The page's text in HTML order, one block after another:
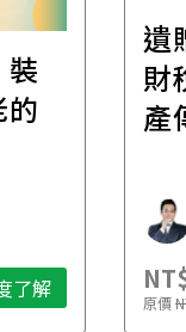
了解
遺
財
產
原價